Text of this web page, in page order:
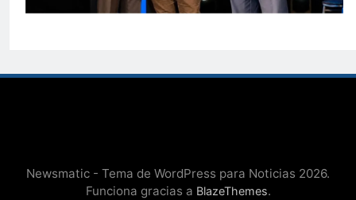
Newsmatic - Tema de WordPress para Noticias 2026.
Funciona gracias a BlazeThemes.